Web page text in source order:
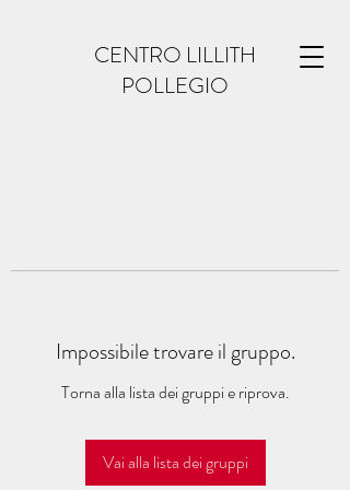
CENTRO LILLITH
POLLEGIO
Impossibile trovare il gruppo.
Torna alla lista dei gruppi e riprova.
Vai alla lista dei gruppi